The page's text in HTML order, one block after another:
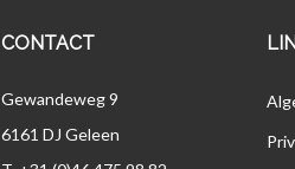
CONTACT
Gewandeweg 9
6161 DJ Geleen